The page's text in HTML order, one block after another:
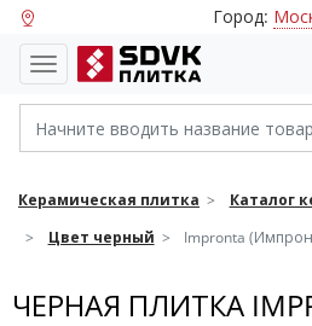
Город:
Керамическая плитка
Каталог
Цвет черный
Impronta
ЧЕРНАЯ ПЛИТКА